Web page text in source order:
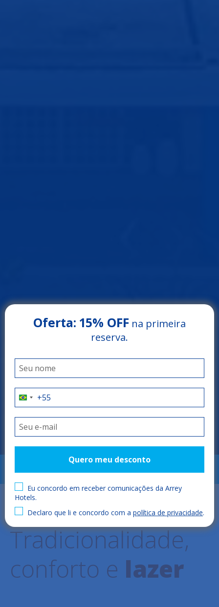
Oferta: 15% OFF na primeira
reserva.
Quero meu desconto
Eu concordo em receber comunicações da Arrey
Hotels.
Declaro que li e concordo com a política de privacidade.
RESERVAR
Arrey Rio Poty Hotel
LUÍS CORREIA - PIAUÍ
O litoral do Piauí
como você nunca
viu
Arrey Rio Poty Hotel
Tradicionalidade,
conforto e lazer